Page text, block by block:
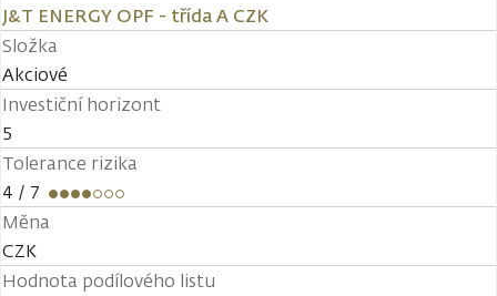
J&T ENERGY OPF - třída A CZK
Složka
Akciové
Investiční horizont
5
Tolerance rizika
4 / 7
Měna
CZK
Hodnota podílového listu